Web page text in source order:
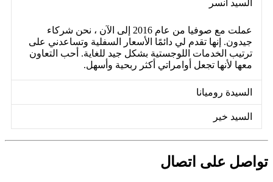
السيد أنسر
عملت مع صوفيا من عام 2016 إلى الآن ، نحن شركاء
جيدون. إنها تقدم لي دائمًا الأسعار السفلية وتساعدني على
ترتيب الخدمات اللوجستية بشكل جيد للغاية. أحب التعاون
معها لأنها تجعل أوامراتي أكثر ربحية وأسهل.
السيدة روميانا
السيد خير
تواصل على اتصال